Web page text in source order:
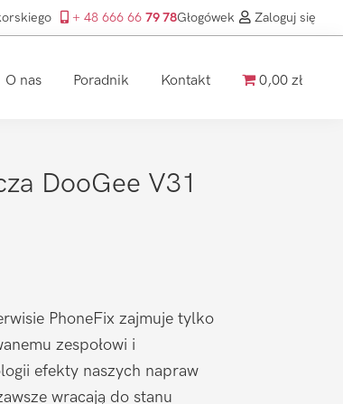
+ 48 666 66 79 78Głogówek Zaloguj się
O nas Poradnik Kontakt 0,00 zł
DooGee V31
PhoneFix zajmuje tylko
zespołowi i
efekty naszych napraw
wracają do stanu